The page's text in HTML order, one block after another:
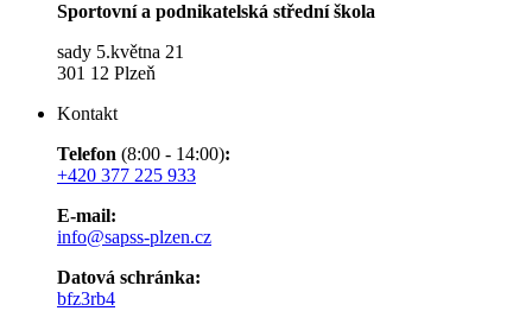
Sportovní a podnikatelská střední škola
sady 5.května 21
301 12 Plzeň
Kontakt
Telefon (8:00 - 14:00):
+420 377 225 933
E-mail:
info@sapss-plzen.cz​​​​​​
Datová schránka:
bfz3rb4